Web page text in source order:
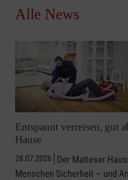
Alle News
Entspannt verreisen, gut
Hause
28.07.2026 Der Malteser
Menschen Sicherheit – und